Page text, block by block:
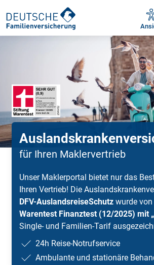
Mo - Fr 09:00 - 17:00 Uhr
für Ihren Maklervertrieb
Unser Maklerportal bietet nur das
Ihren Vertrieb! Die
DFV-AuslandsreiseSchutzwurde von
Warentest Finanztest (12/2025) mit
Single- und Familien-Tarif
24h Reise-Notrufservice
Ambulante und stationäre